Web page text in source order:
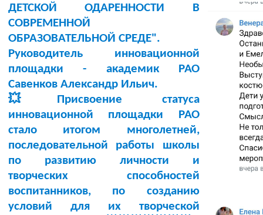
ДЕТСКОЙ ОДАРЕННОСТИ В
СОВРЕМЕННОЙ
ОБРАЗОВАТЕЛЬНОЙ СРЕДЕ".
Руководитель инновационной
площадки - академик РАО
Савенков Александр Ильич.
💥Присвоение статуса
инновационной площадки РАО
стало итогом многолетней,
последовательной работы школы
по развитию личности и
творческих способностей
воспитанников, по созданию
условий для их творческой